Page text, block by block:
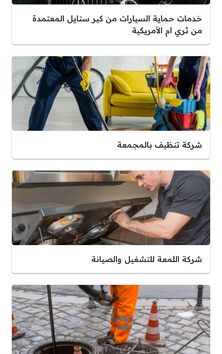
خدمات حماية السيارات من كير ستايل المعتمدة
من ثري ام الأمريكية
شركة تنظيف بالمجمعة
شركة اللمعة للتشغيل والصيانة